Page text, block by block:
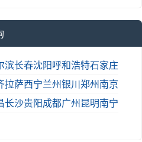
滨长春沈阳呼和浩特石家庄
拉萨西宁兰州银川郑州南京
长沙贵阳成都广州昆明南宁